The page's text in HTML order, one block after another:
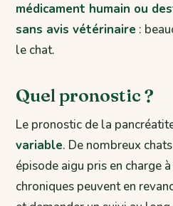
médicament humain ou
sans avis vétérinaire :
le chat.
Quel pronostic ?
Le pronostic de la
variable. De nombreux
épisode aigu pris en charge
chroniques peuvent en